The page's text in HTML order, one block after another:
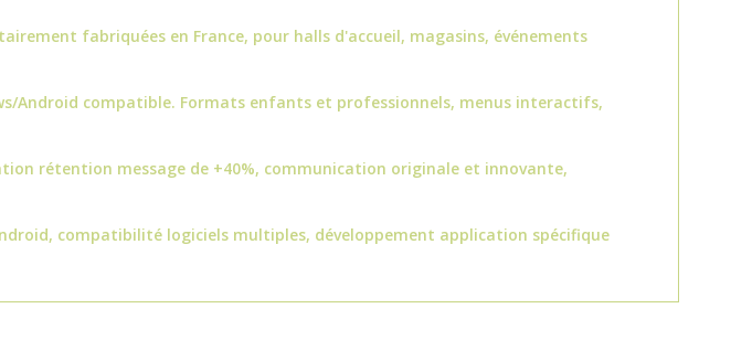
fabriquées en France, pour halls d'accueil, magasins, événements
Android compatible. Formats enfants et professionnels, menus interactifs,
rétention message de +40%, communication originale et innovante,
compatibilité logiciels multiples, développement application spécifique